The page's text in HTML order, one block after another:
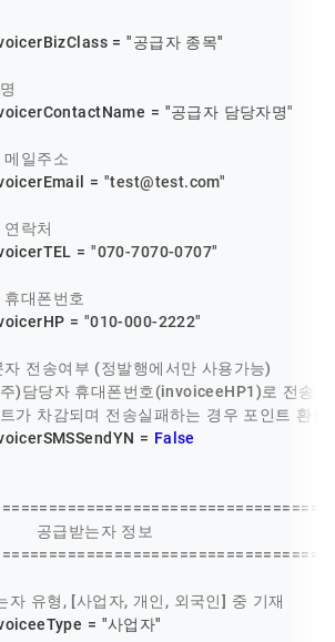
=
"공급자 종목"
=
"공급자 담당자명"
메일주소
=
"test@test.com"
락처
=
"070-7070-0707"
대폰번호
=
"010-000-2222"
전송여부 (정발행에서만 사용가능)
)담당자 휴대폰번호(invoiceeHP1)로 전송
가 차감되며 전송실패하는 경우 포인트 환불
=
False
공급받는자 정보
자 유형, [사업자, 개인, 외국인] 중 기재
=
"사업자"